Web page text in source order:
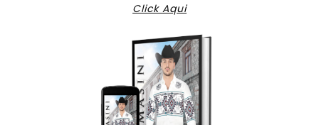
Click Aqui